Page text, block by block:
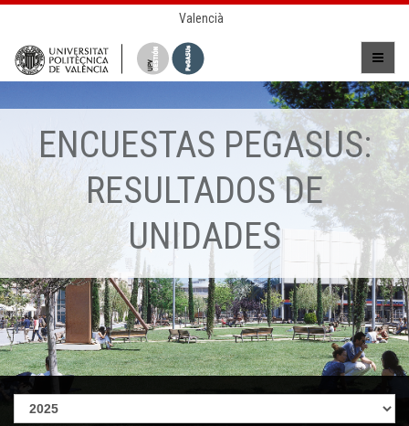
Valencià
ENCUESTAS PEGASUS:
RESULTADOS DE
UNIDADES